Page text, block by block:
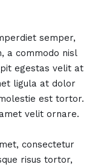
semper,
a commodo nisl
egestas velit at
ligula at dolor
est tortor.
velit ornare.
consectetur
risus tortor,